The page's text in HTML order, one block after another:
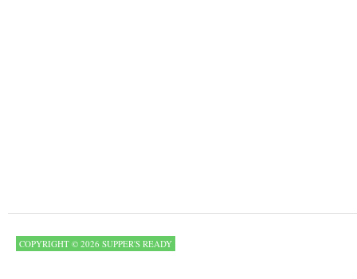
COPYRIGHT © 2026 SUPPER'S READY